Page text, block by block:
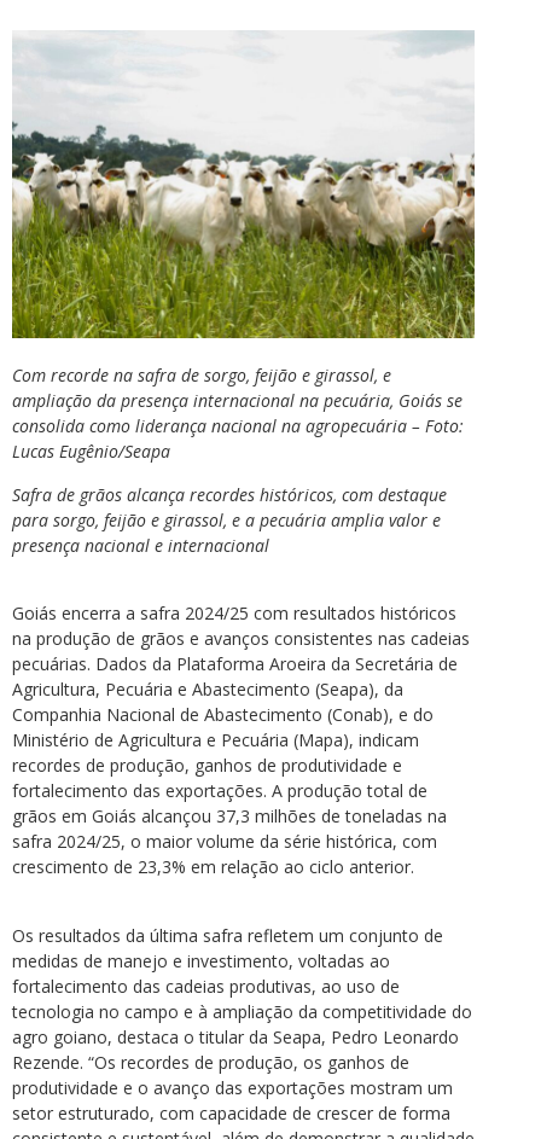
Com recorde na safra de sorgo, feijão e girassol, e
ampliação da presença internacional na pecuária, Goiás se
consolida como liderança nacional na agropecuária – Foto:
Lucas Eugênio/Seapa
Safra de grãos alcança recordes históricos, com destaque
para sorgo, feijão e girassol, e a pecuária amplia valor e
presença nacional e internacional
Goiás encerra a safra 2024/25 com resultados históricos
na produção de grãos e avanços consistentes nas cadeias
pecuárias. Dados da Plataforma Aroeira da Secretária de
Agricultura, Pecuária e Abastecimento (Seapa), da
Companhia Nacional de Abastecimento (Conab), e do
Ministério de Agricultura e Pecuária (Mapa), indicam
recordes de produção, ganhos de produtividade e
fortalecimento das exportações. A produção total de
grãos em Goiás alcançou 37,3 milhões de toneladas na
safra 2024/25, o maior volume da série histórica, com
crescimento de 23,3% em relação ao ciclo anterior.
Os resultados da última safra refletem um conjunto de
medidas de manejo e investimento, voltadas ao
fortalecimento das cadeias produtivas, ao uso de
tecnologia no campo e à ampliação da competitividade do
agro goiano, destaca o titular da Seapa, Pedro Leonardo
Rezende. “Os recordes de produção, os ganhos de
produtividade e o avanço das exportações mostram um
setor estruturado, com capacidade de crescer de forma